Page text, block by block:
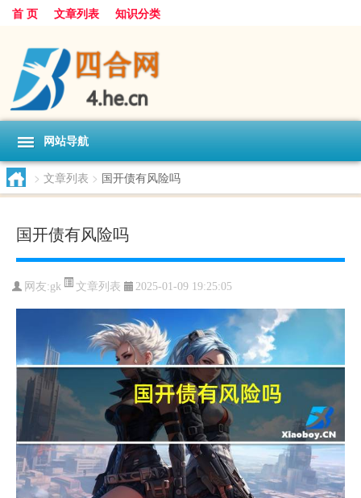
首 页 文章列表 知识分类
网站导航
> 文章列表 > 国开债有风险吗
国开债有风险吗
网友:gk 文章列表 2025-01-09 19:25:05